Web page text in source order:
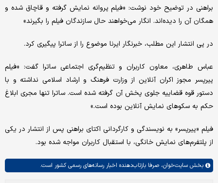
براهنی در توضیح خود نوشت: «فیلم پروانه نمایش گرفته و قاچاق شده و
همگان آن را دیده‌اند. انگار می‌خواهند حال سازندگان فیلم را بگیرند»
در پی انتشار این مطلب، خبرنگار ایرنا موضوع را از ساترا پیگیری کرد.
عباس طاهری، معاون کاربران و تنظیم‌گری اجتماعی ساترا گفت: «فیلم
پیرپسر مجوز اکران آنلاین از وزارت فرهنگ و ارشاد اسلامی نداشته و با
دستور قوه قضاییه جلوی پخش آن گرفته شده است. ساترا تنها مجری ابلاغ
حکم به سکوهای نمایش آنلاین بوده است.»
فیلم «پیرپسر» به نویسندگی و کارگردانی اکتای براهنی پس از انتشار در یکی
از پلتفرم‌های نمایش خانگی، با استقبال کاربران مواجه شده بود.
بخش سایت‌خوان، صرفا بازتاب‌دهنده اخبار رسانه‌های رسمی کشور است.